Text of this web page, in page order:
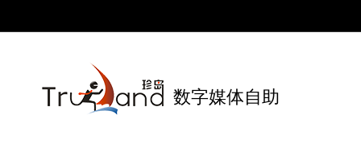
数字媒体自助